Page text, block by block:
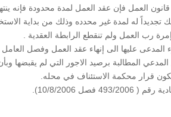
العمل فإن عقد العمل لمدة محدودة فإنه
تجديداً له لمدة غير محدده وذلك من بداية
رب العمل ولم تنقطع الرابطة العقدية .
المدعى عليها الى إنهاء عقد العمل وفصل العامل
قرار محكمة الاستئناف في محله.
10/8/2006).